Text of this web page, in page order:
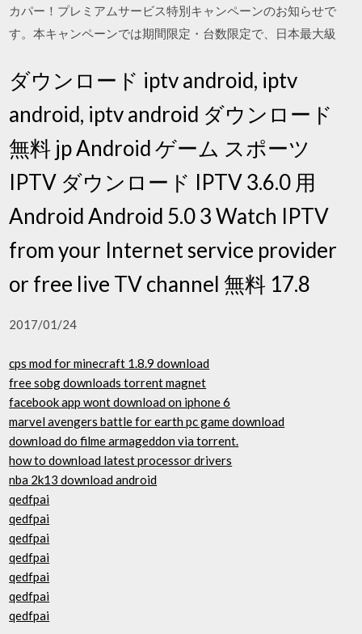
カパー！プレミアムサービス特別キャンペーンのお知らせで
す。本キャンペーンでは期間限定・台数限定で、日本最大級
ダウンロード iptv android, iptv
android, iptv android ダウンロード
無料 jp Android ゲーム スポーツ
IPTV ダウンロード IPTV 3.6.0 用
Android Android 5.0 3 Watch IPTV
from your Internet service provider
or free live TV channel 無料 17.8
2017/01/24
cps mod for minecraft 1.8.9 download
free sobg downloads torrent magnet
facebook app wont download on iphone 6
marvel avengers battle for earth pc game download
download do filme armageddon via torrent.
how to download latest processor drivers
nba 2k13 download android
qedfpai
qedfpai
qedfpai
qedfpai
qedfpai
qedfpai
qedfpai